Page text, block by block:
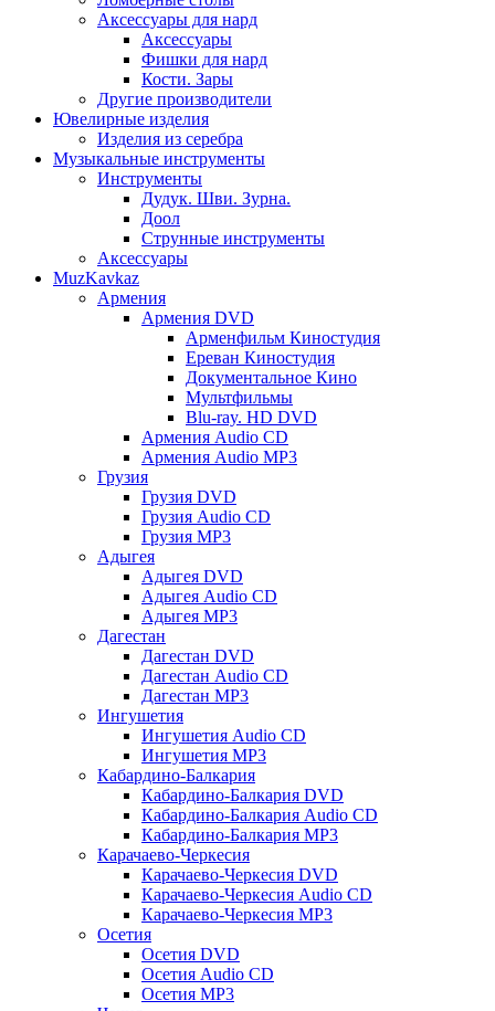
Аксессуары для нард
Аксессуары
Фишки для нард
Кости. Зары
Другие производители
Ювелирные изделия
Изделия из серебра
Музыкальные инструменты
Инструменты
Дудук. Шви. Зурна.
Доол
Струнные инструменты
Аксессуары
MuzKavkaz
Армения
Армения DVD
Арменфильм Киностудия
Ереван Киностудия
Документальное Кино
Мультфильмы
Blu-ray. HD DVD
Армения Audio CD
Армения Audio MP3
Грузия
Грузия DVD
Грузия Audio CD
Грузия MP3
Адыгея
Адыгея DVD
Адыгея Audio CD
Адыгея MP3
Дагестан
Дагестан DVD
Дагестан Audio CD
Дагестан MP3
Ингушетия
Ингушетия Audio CD
Ингушетия MP3
Кабардино-Балкария
Кабардино-Балкария DVD
Кабардино-Балкария Audio CD
Кабардино-Балкария MP3
Карачаево-Черкесия
Карачаево-Черкесия DVD
Карачаево-Черкесия Audio CD
Карачаево-Черкесия MP3
Осетия
Осетия DVD
Осетия Audio CD
Осетия MP3